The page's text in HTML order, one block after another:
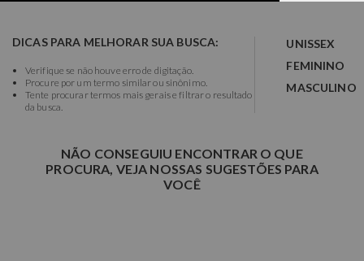
DICAS PARA MELHORAR SUA BUSCA:
Verifique se não houve erro de digitação.
Procure por um termo similar ou sinônimo.
Tente procurar termos mais gerais e filtrar o resultado
da busca.
UNISSEX
FEMININO
MASCULINO
NÃO CONSEGUIU ENCONTRAR O QUE
PROCURA, VEJA NOSSAS SUGESTÕES PARA
VOCÊ